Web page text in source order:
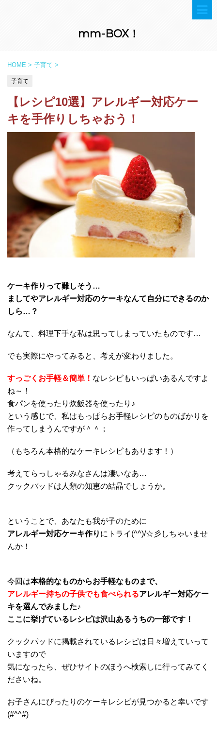
mm-BOX！
HOME > 子育て >
子育て
【レシピ10選】アレルギー対応ケー
キを手作りしちゃおう！
ケーキ作りって難しそう…
ましてやアレルギー対応のケーキなんて自分にできるのか
しら…？
なんて、料理下手な私は思ってしまっていたものです…
でも実際にやってみると、考えが変わりました。
すっごくお手軽＆簡単！ なレシピもいっぱいあるんですよ
ね～！
食パンを使ったり炊飯器を使ったり♪
という感じで、私はもっぱらお手軽レシピのものばかりを
作ってしまうんですが＾＾；
（もちろん本格的なケーキレシピもあります！）
考えてらっしゃるみなさんは凄いなあ…
クックパッドは人類の知恵の結晶でしょうか。
ということで、あなたも我が子のために
アレルギー対応ケーキ作り にトライ(^^)/☆彡しちゃいませ
んか！
今回は本格的なものからお手軽なものまで、
アレルギー持ちの子供でも食べられるアレルギー対応ケー
キを選んでみました♪
ここに挙げているレシピは沢山あるうちの一部です！
クックパッドに掲載されているレシピは日々増えていって
いますので
気になったら、ぜひサイトのほうへ検索しに行ってみてく
ださいね。
お子さんにぴったりのケーキレシピが見つかると幸いです
(#^^#)